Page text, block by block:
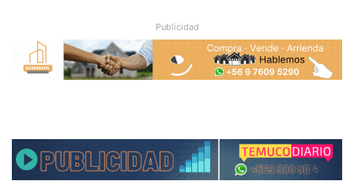
Publicidad